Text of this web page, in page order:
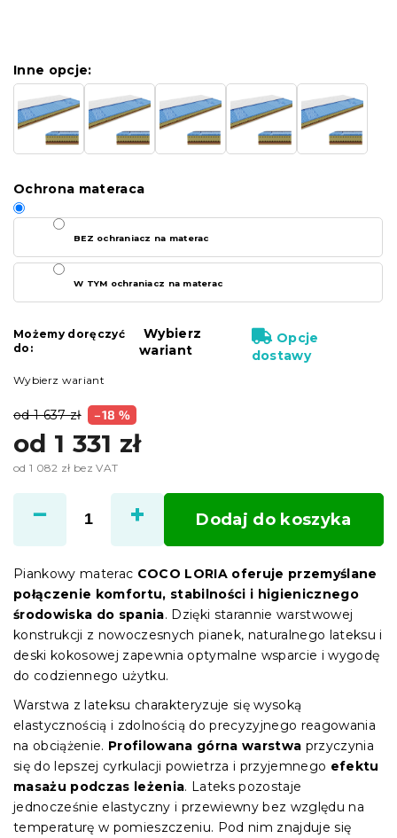
od 1 637 zł –18 %
od 1 331 zł
od 1 082 zł bez VAT
jednostkowa:
Wybierz wariant
Inne opcje:
Ochrona materaca
BEZ ochraniacz na materac
W TYM ochraniacz na materac
Możemy doręczyć
do:
Wybierz
wariant
Opcje
dostawy
Dodaj do koszyka
Piankowy materac COCO LORIA oferuje przemyślane
połączenie komfortu, stabilności i higienicznego
środowiska do spania. Dzięki starannie warstwowej
konstrukcji z nowoczesnych pianek, naturalnego lateksu i
deski kokosowej zapewnia optymalne wsparcie i wygodę
do codziennego użytku.
Warstwa z lateksu charakteryzuje się wysoką
elastycznością i zdolnością do precyzyjnego reagowania
na obciążenie. Profilowana górna warstwa przyczynia
się do lepszej cyrkulacji powietrza i przyjemnego efektu
masażu podczas leżenia. Lateks pozostaje
jednocześnie elastyczny i przewiewny bez względu na
temperaturę w pomieszczeniu. Pod nim znajduje się